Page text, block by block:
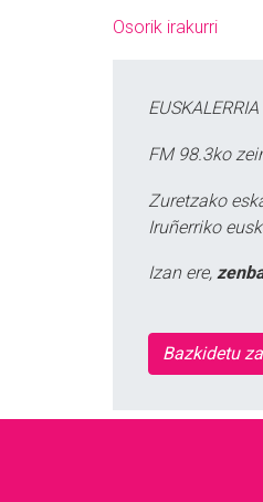
Osorik irakurri
FM 98.3ko
Zuretzako
Iruñerriko
Izan ere,
Bazkidetu